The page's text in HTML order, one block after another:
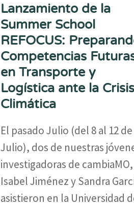
Lanzamiento de la
Summer School
REFOCUS:
Competencias
en Transporte y
Logística ante la Crisis
Climática
El pasado Julio (del 8 al 12 de
Julio), dos de nuestras
investigadoras de cambiaMO,
Isabel Jiménez y Sandra
asistieron en la Universidad